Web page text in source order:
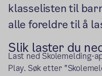
klasselisten til
alle foreldre til å
Slik laster du
Last ned Skolemelding-
Play. Søk etter